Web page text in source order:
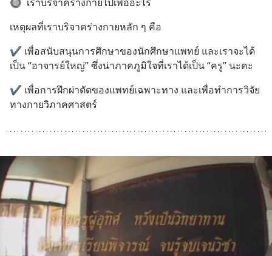
🔘  เราบริจาคร่างกายไปเพื่ออะไร
เหตุผลที่เราบริจาคร่างกายหลัก ๆ คือ
✔ เพื่อสนับสนุนการศึกษาของนักศึกษาแพทย์ และเราจะได้
เป็น “อาจารย์ใหญ่” ซึ่งน่าภาคภูมิใจที่เราได้เป็น “ครู” นะคะ
✔ เพื่อการฝึกผ่าตัดของแพทย์เฉพาะทาง และเพื่อทำการวิจัย
ทางกายวิภาคศาสตร์